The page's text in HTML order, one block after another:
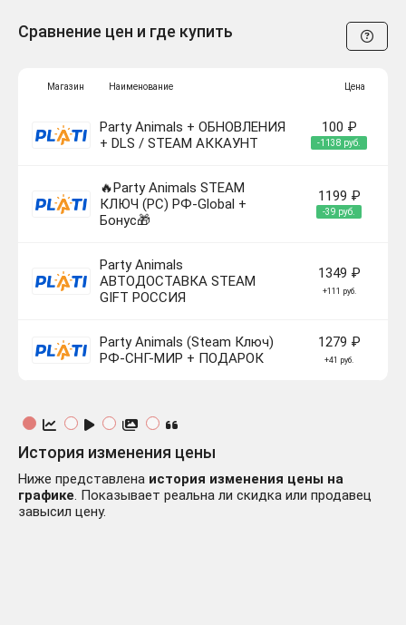
Сравнение цен и где купить
Магазин Наименование Цена
Party Animals + ОБНОВЛЕНИЯ
+ DLS / STEAM АККАУНТ
100 ₽
-1138 руб.
🔥Party Animals STEAM
КЛЮЧ (PC) РФ-Global +
Бонус🎁
1199 ₽
-39 руб.
Party Animals
АВТОДОСТАВКА STEAM
GIFT РОССИЯ
1349 ₽
+111 руб.
Party Animals (Steam Ключ)
РФ-СНГ-МИР + ПОДАРОК
1279 ₽
+41 руб.
История изменения цены
Ниже представлена история изменения цены на
графике. Показывает реальна ли скидка или продавец
завысил цену.